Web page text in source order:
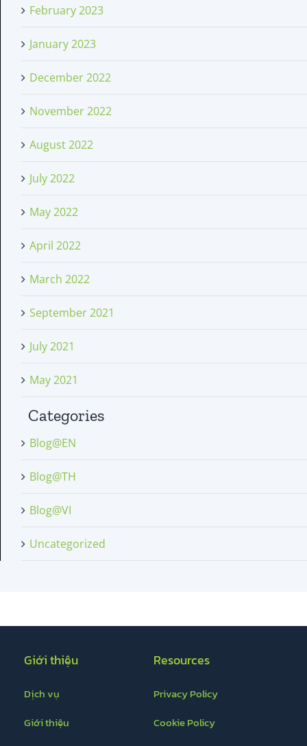
February 2023
January 2023
December 2022
November 2022
August 2022
July 2022
May 2022
April 2022
March 2022
September 2021
July 2021
May 2021
Categories
Blog@EN
Blog@TH
Blog@VI
Uncategorized
Giới thiệu
Dịch vụ
Giới thiệu
Resources
Privacy Policy
Cookie Policy